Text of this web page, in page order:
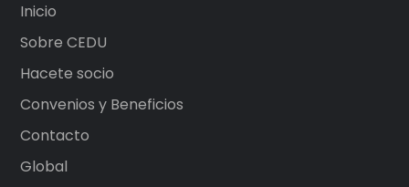
Inicio
Sobre CEDU
Hacete socio
Convenios y Beneficios
Contacto
Global